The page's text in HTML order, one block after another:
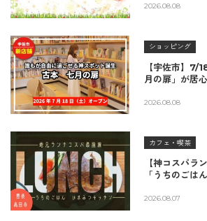
2026.08.08
ショッピング
【宇佐市】7/
月の扉」が居
至福の読書空間
2026.08.08
カフェ・喫茶
【神コスパラ
「うちのごは
＆生姜焼き！
2026.08.07